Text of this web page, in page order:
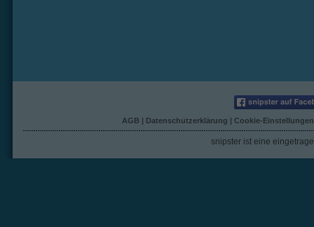
AGB | Datenschutzerklärung | Cookie-Einstellungen
snipster ist eine